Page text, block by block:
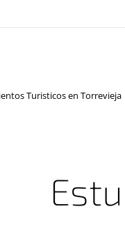
Turisticos en Torrevieja